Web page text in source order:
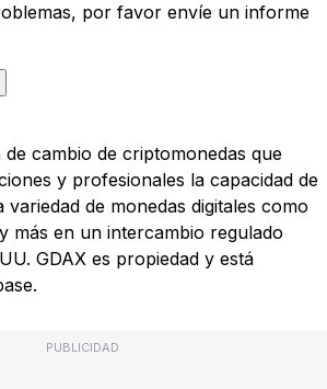
por favor envíe un informe
de cambio de criptomonedas que
y profesionales la capacidad de
de monedas digitales como
más en un intercambio regulado
GDAX es propiedad y está
PUBLICIDAD